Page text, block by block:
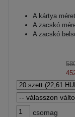
A kártya
A zacskó
A zacskó
csomag